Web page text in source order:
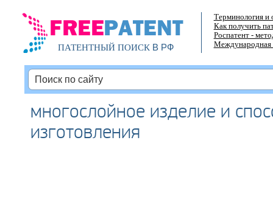
ПАТЕНТНЫЙ ПОИСКВ РФ
Терминология и
Как получить
Роспатент -
Международная
многослойное изделие и
изготовления